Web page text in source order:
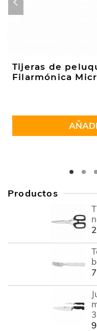
Tijeras de
Filarmónica
Productos